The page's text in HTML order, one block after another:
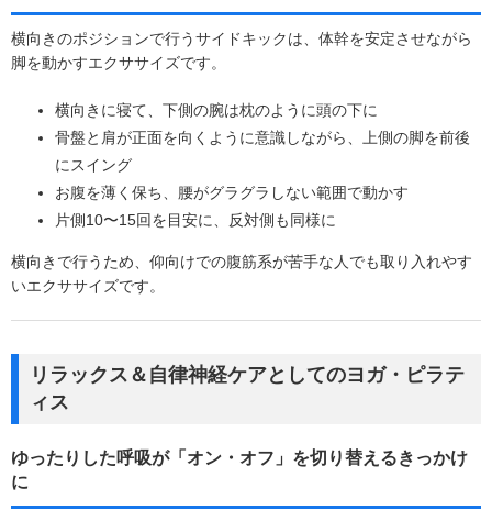
横向きのポジションで行うサイドキックは、体幹を安定させながら
脚を動かすエクササイズです。
横向きに寝て、下側の腕は枕のように頭の下に
骨盤と肩が正面を向くように意識しながら、上側の脚を前後
にスイング
お腹を薄く保ち、腰がグラグラしない範囲で動かす
片側10〜15回を目安に、反対側も同様に
横向きで行うため、仰向けでの腹筋系が苦手な人でも取り入れやす
いエクササイズです。
リラックス＆自律神経ケアとしてのヨガ・ピラテ
ィス
ゆったりした呼吸が「オン・オフ」を切り替えるきっかけ
に